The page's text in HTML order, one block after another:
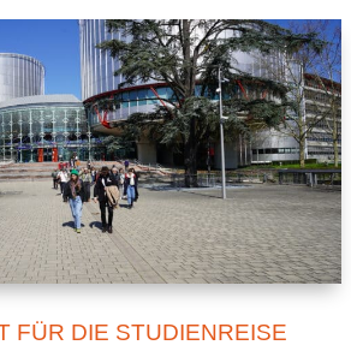
FÜR DIE STUDIENREISE